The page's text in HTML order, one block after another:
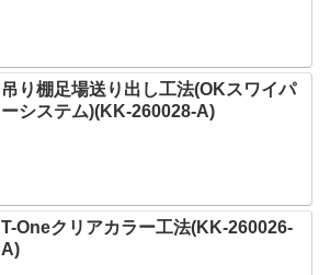
吊り棚足場送り出し工法(OKスワイパ
ーシステム)(KK-260028-A)
T-Oneクリアカラー工法(KK-260026-
A)